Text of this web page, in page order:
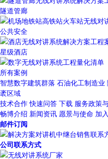
隧道管廊
公共安全
星级酒店
所有案例
智慧数字建筑群落 石油化工制造业
袤区域
技术合作 快速问答 下载 服务政策
畅博介绍 新闻资讯 愿景与使命 加
邮件订阅
公司联系方式